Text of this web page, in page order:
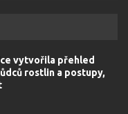
vytvořila přehled
rostlin a postupy,